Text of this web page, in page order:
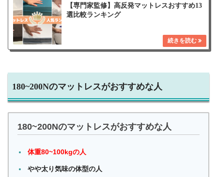
【専門家監修】高反発マットレスおすすめ13
選比較ランキング
180~200Nのマットレスがおすすめな人
180~200Nのマットレスがおすすめな人
体重80~100kgの人
やや太り気味の体型の人